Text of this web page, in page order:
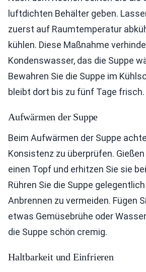
luftdichten Behälter geben.
zuerst auf Raumtemperatur
kühlen. Diese Maßnahme
Kondenswasser, das die Suppe
Bewahren Sie die Suppe im
bleibt dort bis zu fünf Tage frisch.
Aufwärmen der Suppe
Beim Aufwärmen der Suppe
Konsistenz zu überprüfen. Gießen
einen Topf und erhitzen Sie sie
Rühren Sie die Suppe
Anbrennen zu vermeiden. Fügen
etwas Gemüsebrühe oder
die Suppe schön cremig.
Haltbarkeit und Einfrieren